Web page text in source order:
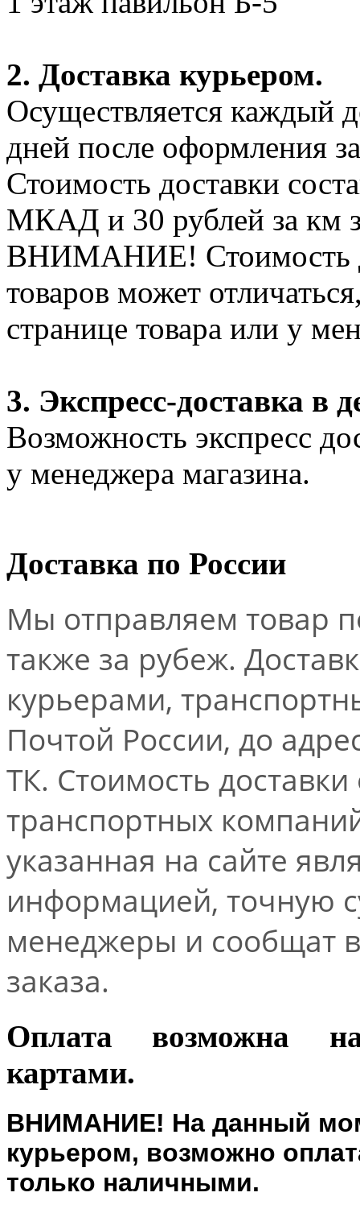
2. Доставка курьером.
Осуществляется каждый
дней после оформления
Стоимость доставки
МКАД и 30 рублей за км
ВНИМАНИЕ! Стоимость
товаров может
странице товара или у
3. Экспресс-доставка в
Возможность экспресс
у менеджера магазина.
Доставка по России
Мы отправляем товар
также за рубеж.
курьерами,
Почтой России, до
ТК. Стоимость
транспортных
указанная на сайте
информацией, точную
менеджеры и сообщат
заказа.
Оплата возможна
картами.
ВНИМАНИЕ! На данный
курьером, возможно
только наличными.